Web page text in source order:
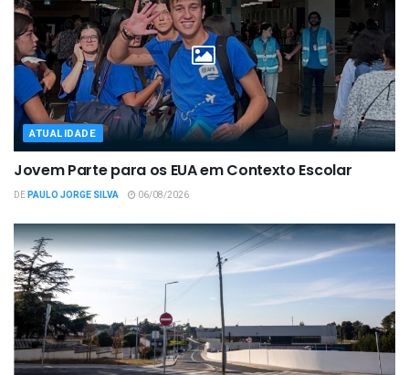
ATUALIDADE
Jovem Parte para os EUA em Contexto Escolar
DEPAULO JORGE SILVA 06/08/2026